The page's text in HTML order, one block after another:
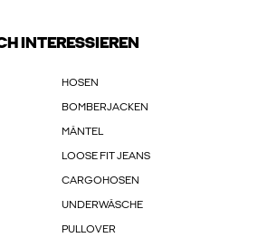
INTERESSIEREN
HOSEN
BOMBERJACKEN
MÄNTEL
LOOSE FIT JEANS
CARGOHOSEN
UNDERWÄSCHE
PULLOVER